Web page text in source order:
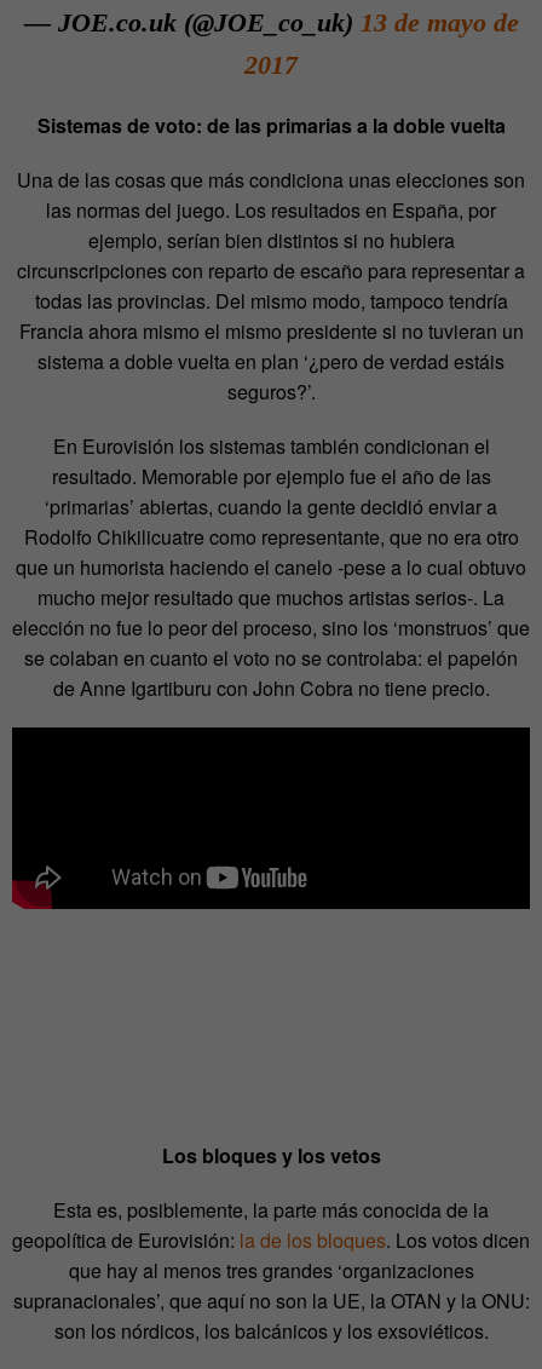
— JOE.co.uk (@JOE_co_uk) 13 de mayo de
2017
Sistemas de voto: de las primarias a la doble vuelta
Una de las cosas que más condiciona unas elecciones son
las normas del juego. Los resultados en España, por
ejemplo, serían bien distintos si no hubiera
circunscripciones con reparto de escaño para representar a
todas las provincias. Del mismo modo, tampoco tendría
Francia ahora mismo el mismo presidente si no tuvieran un
sistema a doble vuelta en plan ‘¿pero de verdad estáis
seguros?’.
En Eurovisión los sistemas también condicionan el
resultado. Memorable por ejemplo fue el año de las
‘primarias’ abiertas, cuando la gente decidió enviar a
Rodolfo Chikilicuatre como representante, que no era otro
que un humorista haciendo el canelo -pese a lo cual obtuvo
mucho mejor resultado que muchos artistas serios-. La
elección no fue lo peor del proceso, sino los ‘monstruos’ que
se colaban en cuanto el voto no se controlaba: el papelón
de Anne Igartiburu con John Cobra no tiene precio.
Los bloques y los vetos
Esta es, posiblemente, la parte más conocida de la
geopolítica de Eurovisión: la de los bloques. Los votos dicen
que hay al menos tres grandes ‘organizaciones
supranacionales’, que aquí no son la UE, la OTAN y la ONU:
son los nórdicos, los balcánicos y los exsoviéticos.